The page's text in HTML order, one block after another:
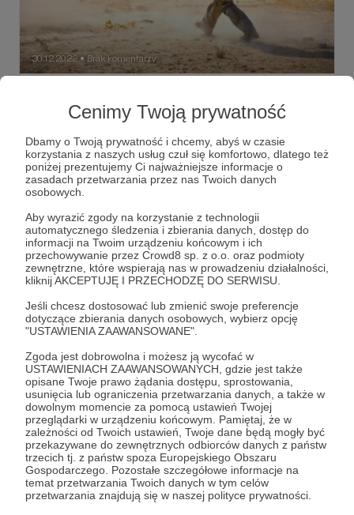
Cenimy Twoją prywatność
Dbamy o Twoją prywatność i chcemy, abyś w czasie
korzystania z naszych usług czuł się komfortowo, dlatego też
poniżej prezentujemy Ci najważniejsze informacje o
zasadach przetwarzania przez nas Twoich danych
osobowych.
Aby wyrazić zgody na korzystanie z technologii
automatycznego śledzenia i zbierania danych, dostęp do
informacji na Twoim urządzeniu końcowym i ich
przechowywanie przez Crowd8 sp. z o.o. oraz podmioty
zewnętrzne, które wspierają nas w prowadzeniu działalności,
kliknij AKCEPTUJĘ I PRZECHODZĘ DO SERWISU.
Jeśli chcesz dostosować lub zmienić swoje preferencje
dotyczące zbierania danych osobowych, wybierz opcję
"USTAWIENIA ZAAWANSOWANE".
Zgoda jest dobrowolna i możesz ją wycofać w
USTAWIENIACH ZAAWANSOWANYCH, gdzie jest także
opisane Twoje prawo żądania dostępu, sprostowania,
usunięcia lub ograniczenia przetwarzania danych, a także w
dowolnym momencie za pomocą ustawień Twojej
przeglądarki w urządzeniu końcowym. Pamiętaj, że w
zależności od Twoich ustawień, Twoje dane będą mogły być
przekazywane do zewnętrznych odbiorców danych z państw
trzecich tj. z państw spoza Europejskiego Obszaru
Gospodarczego. Pozostałe szczegółowe informacje na
temat przetwarzania Twoich danych w tym celów
przetwarzania znajdują się w naszej polityce prywatności.
30.12.2022 ● Brak komentarzy
Oto kolejna część cyklu, w ramach którego publikuję
obszerne fragmenty mojej pierwszej książki
„zAfganistanu.pl. Alfabet polskiej misji”.
wojna w afganistanie "zAfganistanu.pl"
Wojsko Polskie
Dołącz do grona Patronów!
Wesprzyj działalność AutoraMarcin Ogdowskijuż
teraz!
Zostań Patronem